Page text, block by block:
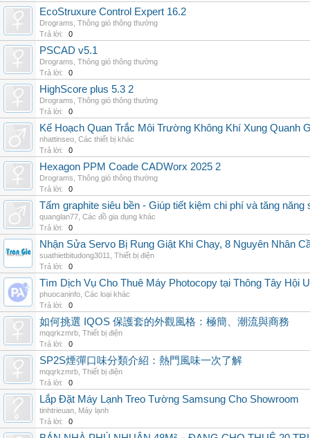
EcoStruxure Control Expert 16.2
Drograms Thông gió thông thường
Trả lời:
0
PSCAD v5.1
Drograms Thông gió thông thường
Trả lời:
0
HighScore plus 5.3 2
Drograms Thông gió thông thường
Trả lời:
0
Kế Hoạch Quan Trắc Môi Trường Không Khí Xung Quanh
nhattinseo Các thiết bị khác
Trả lời:
0
Hexagon PPM Coade CADWorx 2025 2
Drograms Thông gió thông thường
Trả lời:
0
Tấm graphite siêu bền - Giúp tiết kiệm chi phí và tăng năng
quanglan77 Các đồ gia dụng khác
Trả lời:
0
Nhận Sửa Servo Bị Rung Giật Khi Chạy, 8 Nguyên Nhân
suathietbitudong3011
Thiết bị điện
Trả lời:
0
Tìm Dịch Vụ Cho Thuê Máy Photocopy tại Thông Tây Hội
phuocaninfo Các loại khác
Trả lời:
0
如何挑選 IQOS 保護套的外觀風格：極簡、潮流與商務
mqqrkzmrb Thiết bị điện
Trả lời:
0
SP2S煙彈口味分類介紹：熱門風味一次了解
mqqrkzmrb Thiết bị điện
Trả lời:
0
Lắp Đặt Máy Lạnh Treo Tường Samsung Cho Showroom
tinhtrieuan Máy lạnh
Trả lời:
0